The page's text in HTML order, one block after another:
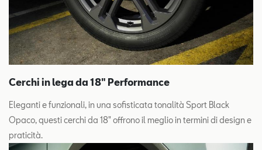
Cerchi in lega da 18" Performance
Eleganti e funzionali, in una sofisticata tonalità Sport Black
Opaco, questi cerchi da 18" offrono il meglio in termini di design e
praticità.